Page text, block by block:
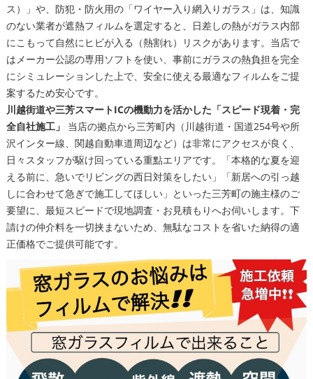
ス）」や、防犯・防火用の「ワイヤー入り網入りガラス」は、知識
のない業者が遮熱フィルムを選定すると、日差しの熱がガラス内部
にこもって自然にヒビが入る（熱割れ）リスクがあります。当店で
はメーカー公認の専用ソフトを使い、事前にガラスの熱負担を完全
にシミュレーションした上で、安全に使える最適なフィルムをご提
案するため安心です。
川越街道や三芳スマートICの機動力を活かした「スピード現着・完
全自社施工」
当店の拠点から三芳町内（川越街道・国道254号や所
沢インター線、関越自動車道周辺など）は非常にアクセスが良く、
日々スタッフが駆け回っている重點エリアです。「本格的な夏を迎
える前に、急いでリビングの西日対策をしたい」「新居への引っ越
しに合わせて急ぎで施工してほしい」といった三芳町の施主様のご
要望に、最短スピードで現地調査・お見積もりへお伺いします。下
請けの仲介料を一切挟まないため、無駄なコストを省いた納得の適
正価格でご提供可能です。